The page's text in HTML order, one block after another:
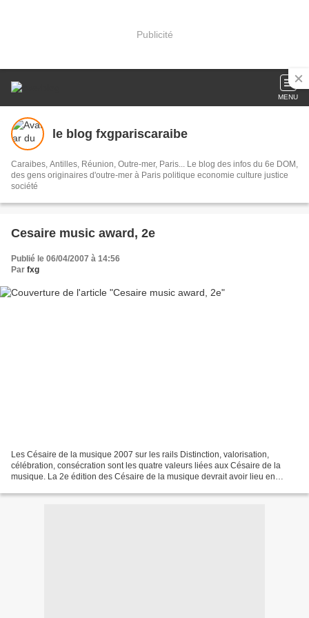
Publicité
MENU
le blog fxgpariscaraibe
Caraibes, Antilles, Réunion, Outre-mer, Paris... Le blog des infos du 6e DOM,
des gens originaires d'outre-mer à Paris politique economie culture justice
société
Cesaire music award, 2e
Publié le 06/04/2007 à 14:56
Par fxg
Les Césaire de la musique 2007 sur les rails Distinction, valorisation,
célébration, consécration sont les quatre valeurs liées aux Césaire de la
musique. La 2e édition des Césaire de la musique devrait avoir lieu en